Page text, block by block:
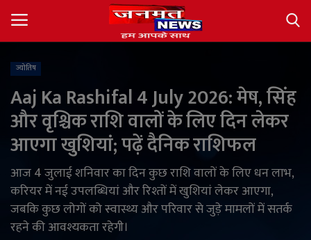
About
देश
अंतर्राष्ट्रीय
ज्योतिष
Aaj Ka Rashifal 4 July 2026: मेष, सिंह
और वृश्चिक राशि वालों के लिए दिन लेकर
आएगा खुशियां; पढ़ें दैनिक राशिफल
आज 4 जुलाई शनिवार का दिन कुछ राशि वालों के लिए धन लाभ,
करियर में नई उपलब्धियां और रिश्तों में खुशियां लेकर आएगा,
जबकि कुछ लोगों को स्वास्थ्य और परिवार से जुड़े मामलों में सतर्क
रहने की आवश्यकता रहेगी।